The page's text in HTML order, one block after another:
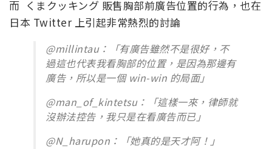
而 くまクッキング 販售胸部前廣告位置的行為，也在
日本 Twitter 上引起非常熱烈的討論
@millintau：「有廣告雖然不是很好，不
過這也代表我看胸部的位置，是因為那邊有
廣告，所以是一個 win-win 的局面」
@man_of_kintetsu：「這樣一來，律師就
沒辦法控告，我只是在看廣告而已」
@N_harupon：「她真的是天才阿！」